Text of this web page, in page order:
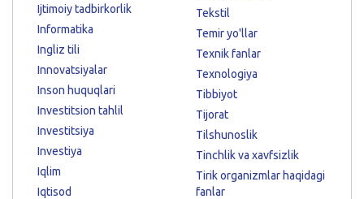
Ijtimoiy tadbirkorlik
Informatika
Ingliz tili
Innovatsiyalar
Inson huquqlari
Investitsion tahlil
Investitsiya
Investiya
Iqlim
Iqtisod
Tekstil
Temir yo'llar
Texnik fanlar
Texnologiya
Tibbiyot
Tijorat
Tilshunoslik
Tinchlik va xavfsizlik
Tirik organizmlar haqidagi
fanlar